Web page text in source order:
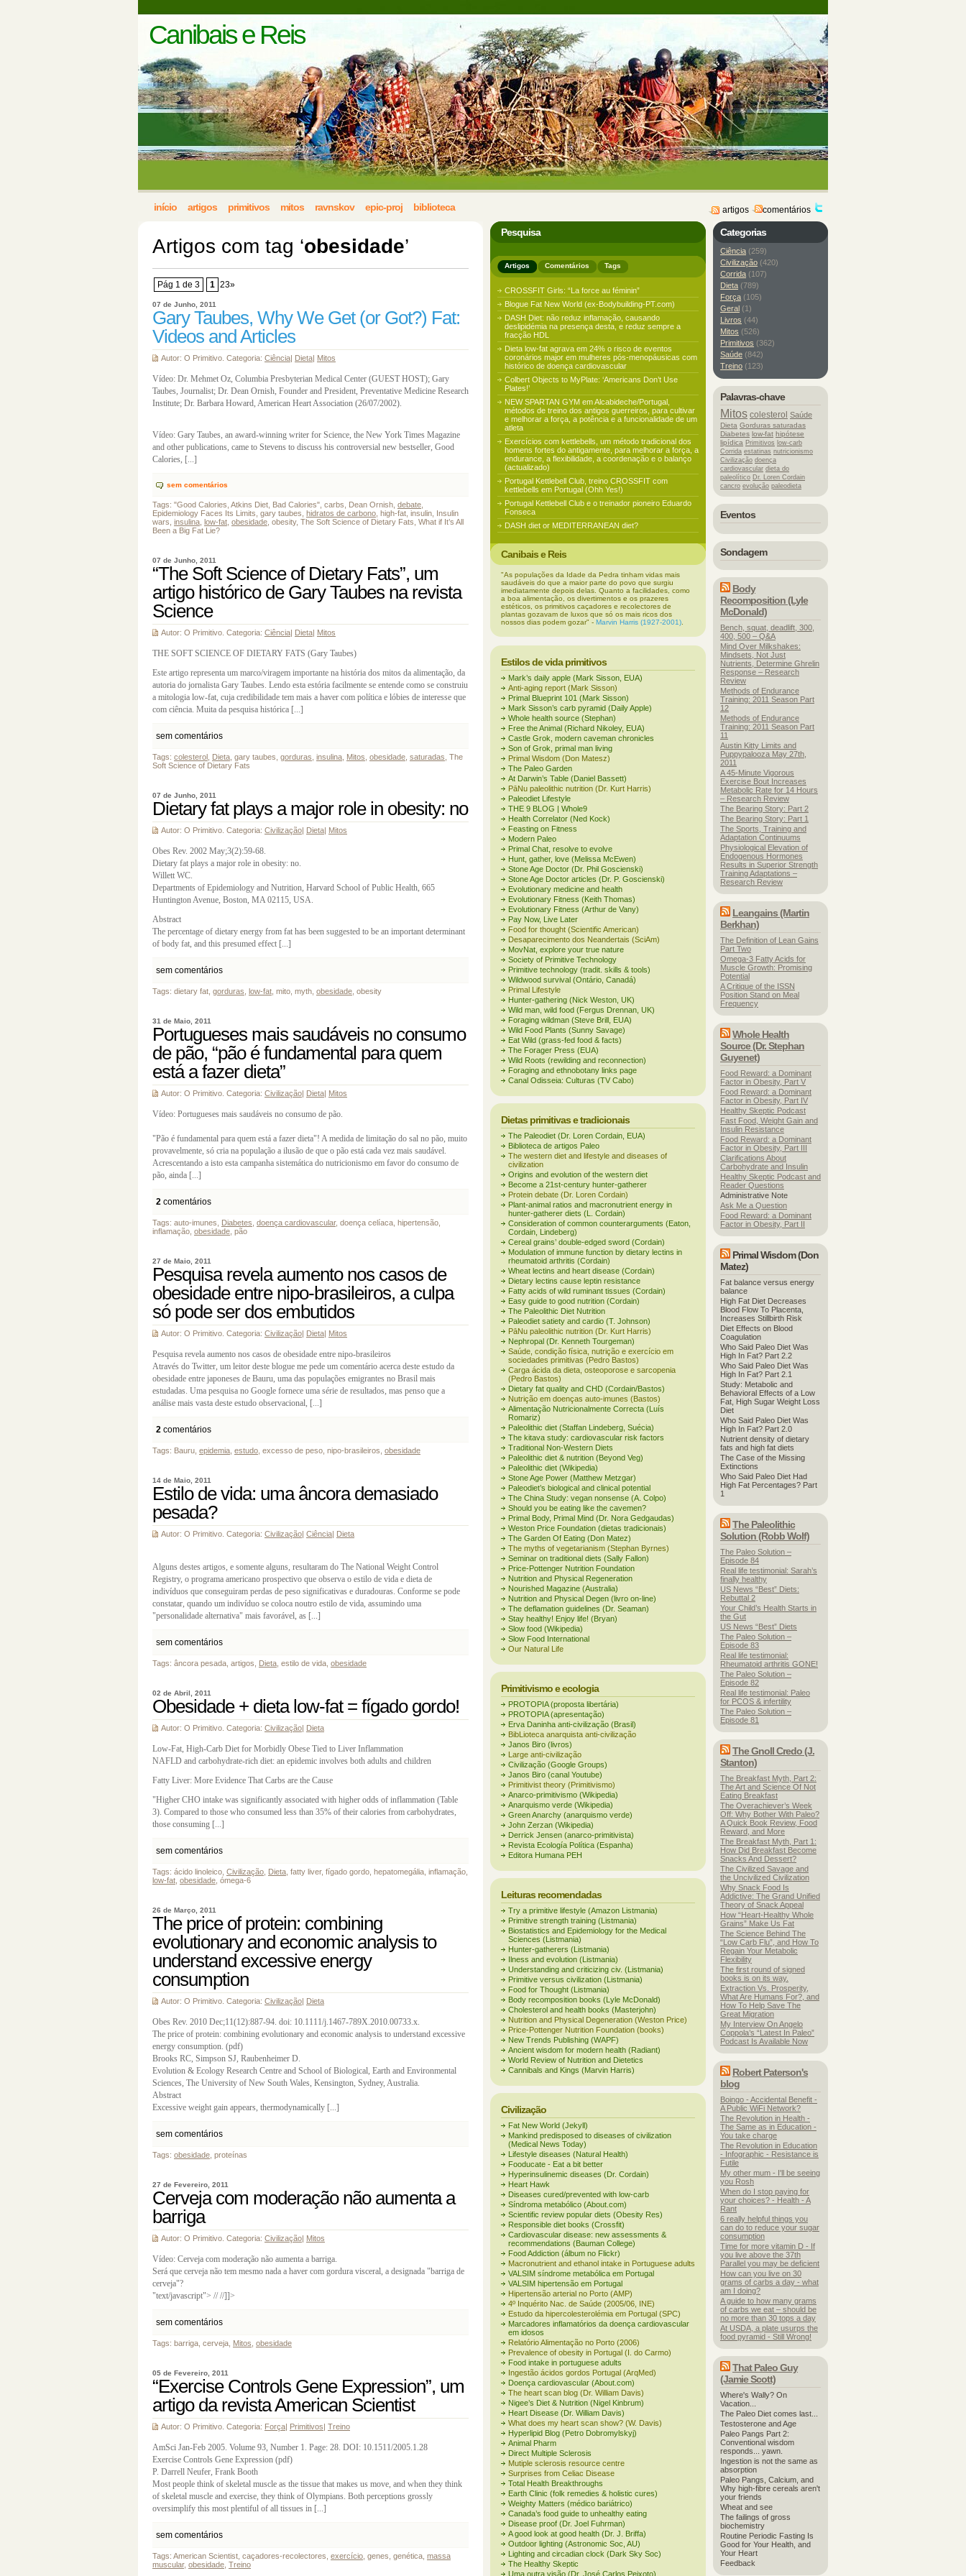
Canibais e Reis
artigos comentários
início artigos primitivos mitos ravnskov epic-proj biblioteca
Artigos com tag ‘obesidade’
Pág 1 de 3 1 23»
07 de Junho, 2011
Gary Taubes, Why We Get (or Got?) Fat:
Videos and Articles
Autor: O Primitivo. Categoria: Ciência| Dieta| Mitos
Vídeo: Dr. Mehmet Oz, Columbia Presbyterian Medical Center (GUEST HOST); Gary
Taubes, Journalist; Dr. Dean Ornish, Founder and President, Preventative Medicine Research
Institute; Dr. Barbara Howard, American Heart Association (26/07/2002).
Vídeo: Gary Taubes, an award-winning writer for Science, the New York Times Magazine
and other publications, came to Stevens to discuss his controversial new bestseller, Good
Calories, [...]
sem comentários
Tags: "Good Calories, Atkins Diet, Bad Calories", carbs, Dean Ornish, debate
Epidemiology Faces Its Limits, gary taubes, hidratos de carbono , high-fat, insulin, Insulin
wars, insulina low-fat obesidade , obesity, The Soft Science of Dietary Fats, What if It’s All
Been a Big Fat Lie?
07 de Junho, 2011
“The Soft Science of Dietary Fats”, um
artigo histórico de Gary Taubes na revista
Science
Autor: O Primitivo. Categoria: Ciência| Dieta| Mitos
THE SOFT SCIENCE OF DIETARY FATS (Gary Taubes)
Este artigo representa um marco/viragem importante na história dos mitos da alimentação, da
autoria do jornalista Gary Taubes. Lendo esta estória facilmente se entende como se construiu
a mitologia low-fat, cuja credibilidade tem mais a haver com política e lóbies de interesse que
com ciência. Muita da pesquisa histórica [...]
sem comentários
Tags: colesterol Dieta , gary taubes, gorduras insulina Mitos obesidade saturadas , The
Soft Science of Dietary Fats
07 de Junho, 2011
Dietary fat plays a major role in obesity: no
Autor: O Primitivo. Categoria: Civilização| Dieta| Mitos
Obes Rev. 2002 May;3(2):59-68.
Dietary fat plays a major role in obesity: no.
Willett WC.
Departments of Epidemiology and Nutrition, Harvard School of Public Health, 665
Huntington Avenue, Boston, MA 02115, USA.
Abstract
The percentage of dietary energy from fat has been suggested to be an important determinant
of body fat, and this presumed effect [...]
sem comentários
Tags: dietary fat, gorduras low-fat , mito, myth, obesidade , obesity
31 de Maio, 2011
Portugueses mais saudáveis no consumo
de pão, “pão é fundamental para quem
está a fazer dieta”
Autor: O Primitivo. Categoria: Civilização| Dieta| Mitos
Vídeo: Portugueses mais saudáveis no consumo de pão.
"Pão é fundamental para quem está a fazer dieta"! A medida de limitação do sal no pão, muito
provavelmente, só cria na população a ilusão de que o pão está cada vez mais saudável.
Acrescentando a isto esta campanha sistemática do nutricionismo em favor do consumo de
pão, ainda [...]
2 comentários
Tags: auto-imunes, Diabetes doença cardiovascular, doença celíaca, hipertensão,
inflamação, obesidade , pão
27 de Maio, 2011
Pesquisa revela aumento nos casos de
obesidade entre nipo-brasileiros, a culpa
só pode ser dos embutidos
Autor: O Primitivo. Categoria: Civilização| Dieta| Mitos
Pesquisa revela aumento nos casos de obesidade entre nipo-brasileiros
Através do Twitter, um leitor deste blogue me pede um comentário acerca deste estudo da
obesidade entre japoneses de Bauru, uma das populações emigrantes no Brasil mais
estudadas. Uma pesquisa no Google fornece uma série de resultados, mas penso que a
análise mais vasta deste estudo observacional, [...]
2 comentários
Tags: Bauru, epidemia estudo , excesso de peso, nipo-brasileiros, obesidade
14 de Maio, 2011
Estilo de vida: uma âncora demasiado
pesada?
Autor: O Primitivo. Categoria: Civilização| Ciência| Dieta
Alguns destes artigos, e somente alguns, resultaram do The National Weight Control
Registry, o programa americano prospectivo que observa o estilo de vida e dieta de
indivíduos que conseguiram perdas de peso significativas e duradouras. Conforme se pode
constatar, quando um indivíduo se coloca noutro estilo de vida, assumindo uma
"personalidade alternativa" mais favorável, as [...]
sem comentários
Tags: âncora pesada, artigos, Dieta , estilo de vida, obesidade
02 de Abril, 2011
Obesidade + dieta low-fat = fígado gordo!
Autor: O Primitivo. Categoria: Civilização| Dieta
Low-Fat, High-Carb Diet for Morbidly Obese Tied to Liver Inflammation
NAFLD and carbohydrate-rich diet: an epidemic involves both adults and children
Fatty Liver: More Evidence That Carbs are the Cause
"Higher CHO intake was significantly associated with higher odds of inflammation (Table
3). Compared to those who consumed less than 35% of their calories from carbohydrates,
those consuming [...]
sem comentários
Tags: ácido linoleico, Civilização Dieta , fatty liver, fígado gordo, hepatomegália, inflamação,
low-fat obesidade , ómega-6
26 de Março, 2011
The price of protein: combining
evolutionary and economic analysis to
understand excessive energy
consumption
Autor: O Primitivo. Categoria: Civilização| Dieta
Obes Rev. 2010 Dec;11(12):887-94. doi: 10.1111/j.1467-789X.2010.00733.x.
The price of protein: combining evolutionary and economic analysis to understand excessive
energy consumption. (pdf)
Brooks RC, Simpson SJ, Raubenheimer D.
Evolution & Ecology Research Centre and School of Biological, Earth and Environmental
Sciences, The University of New South Wales, Kensington, Sydney, Australia.
Abstract
Excessive weight gain appears, thermodynamically [...]
sem comentários
Tags: obesidade , proteínas
27 de Fevereiro, 2011
Cerveja com moderação não aumenta a
barriga
Autor: O Primitivo. Categoria: Civilização| Mitos
Vídeo: Cerveja com moderação não aumenta a barriga.
Será que cerveja não tem mesmo nada a haver com gordura visceral, a designada "barriga de
cerveja"?
"text/javascript"> ////]]>
sem comentários
Tags: barriga, cerveja, Mitos obesidade
05 de Fevereiro, 2011
“Exercise Controls Gene Expression”, um
artigo da revista American Scientist
Autor: O Primitivo. Categoria: Força| Primitivos| Treino
AmSci Jan-Feb 2005. Volume 93, Number 1. Page: 28. DOI: 10.1511/2005.1.28
Exercise Controls Gene Expression (pdf)
P. Darrell Neufer, Frank Booth
Most people think of skeletal muscle as the tissue that makes us move, and when they think
of skeletal muscle and exercise, they think of Olympians. Both perceptions grossly
oversimplify this most plentiful of all tissues in [...]
sem comentários
Tags: American Scientist, caçadores-recolectores, exercício , genes, genética, massa
muscular, obesidade Treino
Categorias
Ciência (259)
Civilização (420)
Corrida (107)
Dieta (789)
Força (105)
Geral (1)
Livros (44)
Mitos (526)
Primitivos (362)
Saúde (842)
Treino (123)
Palavras-chave
Mitos colesterol Saúde
Dieta Gorduras saturadas
Diabetes low-fat hipótese
lipídica Primitivos low-carb
Corrida estatinas nutricionismo
Civilização doença
cardiovascular dieta do
paleolítico Dr. Loren Cordain
cancro evolução paleodieta
Eventos
Sondagem
Body
Recomposition (Lyle
McDonald)
Bench, squat, deadlift, 300,
400, 500 – Q&A
Mind Over Milkshakes:
Mindsets, Not Just
Nutrients, Determine Ghrelin
Response – Research
Review
Methods of Endurance
Training: 2011 Season Part
12
Methods of Endurance
Training: 2011 Season Part
11
Austin Kitty Limits and
Puppypalooza May 27th,
2011
A 45-Minute Vigorous
Exercise Bout Increases
Metabolic Rate for 14 Hours
– Research Review
The Bearing Story: Part 2
The Bearing Story: Part 1
The Sports, Training and
Adaptation Continuums
Physiological Elevation of
Endogenous Hormones
Results in Superior Strength
Training Adaptations –
Research Review
Leangains (Martin
Berkhan)
The Definition of Lean Gains
Part Two
Omega-3 Fatty Acids for
Muscle Growth: Promising
Potential
A Critique of the ISSN
Position Stand on Meal
Frequency
Whole Health
Source (Dr. Stephan
Guyenet)
Food Reward: a Dominant
Factor in Obesity, Part V
Food Reward: a Dominant
Factor in Obesity, Part IV
Healthy Skeptic Podcast
Fast Food, Weight Gain and
Insulin Resistance
Food Reward: a Dominant
Factor in Obesity, Part III
Clarifications About
Carbohydrate and Insulin
Healthy Skeptic Podcast and
Reader Questions
Administrative Note
Ask Me a Question
Food Reward: a Dominant
Factor in Obesity, Part II
Primal Wisdom (Don
Matez)
Fat balance versus energy
balance
High Fat Diet Decreases
Blood Flow To Placenta,
Increases Stillbirth Risk
Diet Effects on Blood
Coagulation
Who Said Paleo Diet Was
High In Fat? Part 2.2
Who Said Paleo Diet Was
High In Fat? Part 2.1
Study: Metabolic and
Behavioral Effects of a Low
Fat, High Sugar Weight Loss
Diet
Who Said Paleo Diet Was
High In Fat? Part 2.0
Nutrient density of dietary
fats and high fat diets
The Case of the Missing
Extinctions
Who Said Paleo Diet Had
High Fat Percentages? Part
1
The Paleolithic
Solution (Robb Wolf)
The Paleo Solution –
Episode 84
Real life testimonial: Sarah’s
finally healthy
US News “Best” Diets:
Rebuttal 2
Your Child’s Health Starts in
the Gut
US News “Best” Diets
The Paleo Solution –
Episode 83
Real life testimonial:
Rheumatoid arthritis GONE!
The Paleo Solution –
Episode 82
Real life testimonial: Paleo
for PCOS & infertility
The Paleo Solution –
Episode 81
The Gnoll Credo (J.
Stanton)
The Breakfast Myth, Part 2:
The Art and Science Of Not
Eating Breakfast
The Overachiever’s Week
Off: Why Bother With Paleo?
A Quick Book Review, Food
Reward, and More
The Breakfast Myth, Part 1:
How Did Breakfast Become
Snacks And Dessert?
The Civilized Savage and
the Uncivilized Civilization
Why Snack Food Is
Addictive: The Grand Unified
Theory of Snack Appeal
How “Heart-Healthy Whole
Grains” Make Us Fat
The Science Behind The
“Low Carb Flu”, and How To
Regain Your Metabolic
Flexibility
The first round of signed
books is on its way.
Extraction Vs. Prosperity,
What Are Humans For?, and
How To Help Save The
Great Migration
My Interview On Angelo
Coppola’s “Latest In Paleo”
Podcast Is Available Now
Robert Paterson's
blog
Boingo - Accidental Benefit -
A Public WiFi Network?
The Revolution in Health -
The Same as in Education -
You take charge
The Revolution in Education
- Infographic - Resistance is
Futile
My other mum - I'll be seeing
you Rosh
When do I stop paying for
your choices? - Health - A
Rant
6 really helpful things you
can do to reduce your sugar
consumption
Time for more vitamin D - If
you live above the 37th
Parallel you may be deficient
How can you live on 30
grams of carbs a day - what
am I doing?
A guide to how many grams
of carbs we eat – should be
no more than 30 tops a day
At USDA, a plate usurps the
food pyramid - Still Wrong!
That Paleo Guy
(Jamie Scott)
Where's Wally? On
Vacation...
The Paleo Diet comes last...
Testosterone and Age
Paleo Pangs Part 2:
Conventional wisdom
responds... yawn.
Ingestion is not the same as
absorption
Paleo Pangs, Calcium, and
Why high-fibre cereals aren't
your friends
Wheat and see
The failings of gross
biochemistry
Routine Periodic Fasting Is
Good for Your Health, and
Your Heart
Feedback
Pesquisa
Artigos Comentários Tags
CROSSFIT Girls: “La force au féminin”
Blogue Fat New World (ex-Bodybuilding-PT.com)
DASH Diet: não reduz inflamação, causando
deslipidémia na presença desta, e reduz sempre a
fracção HDL
Dieta low-fat agrava em 24% o risco de eventos
coronários major em mulheres pós-menopáusicas com
histórico de doença cardiovascular
Colbert Objects to MyPlate: ‘Americans Don’t Use
Plates!’
NEW SPARTAN GYM em Alcabideche/Portugal,
métodos de treino dos antigos guerreiros, para cultivar
e melhorar a força, a potência e a funcionalidade de um
atleta
Exercícios com kettlebells, um método tradicional dos
homens fortes do antigamente, para melhorar a força, a
endurance, a flexibilidade, a coordenação e o balanço
(actualizado)
Portugal Kettlebell Club, treino CROSSFIT com
kettlebells em Portugal (Ohh Yes!)
Portugal Kettlebell Club e o treinador pioneiro Eduardo
Fonseca
DASH diet or MEDITERRANEAN diet?
Canibais e Reis
"As populações da Idade da Pedra tinham vidas mais
saudáveis do que a maior parte do povo que surgiu
imediatamente depois delas. Quanto a facilidades, como
a boa alimentação, os divertimentos e os prazeres
estéticos, os primitivos caçadores e recolectores de
plantas gozavam de luxos que só os mais ricos dos
nossos dias podem gozar" - Marvin Harris (1927-2001)
Estilos de vida primitivos
Mark’s daily apple (Mark Sisson, EUA)
Anti-aging report (Mark Sisson)
Primal Blueprint 101 (Mark Sisson)
Mark Sisson’s carb pyramid (Daily Apple)
Whole health source (Stephan)
Free the Animal (Richard Nikoley, EUA)
Castle Grok, modern caveman chronicles
Son of Grok, primal man living
Primal Wisdom (Don Matesz)
The Paleo Garden
At Darwin’s Table (Daniel Bassett)
PāNu paleolithic nutrition (Dr. Kurt Harris)
Paleodiet Lifestyle
THE 9 BLOG | Whole9
Health Correlator (Ned Kock)
Feasting on Fitness
Modern Paleo
Primal Chat, resolve to evolve
Hunt, gather, love (Melissa McEwen)
Stone Age Doctor (Dr. Phil Goscienski)
Stone Age Doctor articles (Dr. P. Goscienski)
Evolutionary medicine and health
Evolutionary Fitness (Keith Thomas)
Evolutionary Fitness (Arthur de Vany)
Pay Now, Live Later
Food for thought (Scientific American)
Desaparecimento dos Neandertais (SciAm)
MovNat, explore your true nature
Society of Primitive Technology
Primitive technology (tradit. skills & tools)
Wildwood survival (Ontário, Canadá)
Primal Lifestyle
Hunter-gathering (Nick Weston, UK)
Wild man, wild food (Fergus Drennan, UK)
Foraging wildman (Steve Brill, EUA)
Wild Food Plants (Sunny Savage)
Eat Wild (grass-fed food & facts)
The Forager Press (EUA)
Wild Roots (rewilding and reconnection)
Foraging and ethnobotany links page
Canal Odisseia: Culturas (TV Cabo)
Dietas primitivas e tradicionais
The Paleodiet (Dr. Loren Cordain, EUA)
Biblioteca de artigos Paleo
The western diet and lifestyle and diseases of
civilization
Origins and evolution of the western diet
Become a 21st-century hunter-gatherer
Protein debate (Dr. Loren Cordain)
Plant-animal ratios and macronutrient energy in
hunter-gatherer diets (L. Cordain)
Consideration of common counterarguments (Eaton,
Cordain, Lindeberg)
Cereal grains’ double-edged sword (Cordain)
Modulation of immune function by dietary lectins in
rheumatoid arthritis (Cordain)
Wheat lectins and heart disease (Cordain)
Dietary lectins cause leptin resistance
Fatty acids of wild ruminant tissues (Cordain)
Easy guide to good nutrition (Cordain)
The Paleolithic Diet Nutrition
Paleodiet satiety and cardio (T. Johnson)
PāNu paleolithic nutrition (Dr. Kurt Harris)
Nephropal (Dr. Kenneth Tourgeman)
Saúde, condição física, nutrição e exercício em
sociedades primitivas (Pedro Bastos)
Carga ácida da dieta, osteoporose e sarcopenia
(Pedro Bastos)
Dietary fat quality and CHD (Cordain/Bastos)
Nutrição em doenças auto-imunes (Bastos)
Alimentação Nutricionalmente Correcta (Luís
Romariz)
Paleolithic diet (Staffan Lindeberg, Suécia)
The kitava study: cardiovascular risk factors
Traditional Non-Western Diets
Paleolithic diet & nutrition (Beyond Veg)
Paleolithic diet (Wikipedia)
Stone Age Power (Matthew Metzgar)
Paleodiet’s biological and clinical potential
The China Study: vegan nonsense (A. Colpo)
Should you be eating like the cavemen?
Primal Body, Primal Mind (Dr. Nora Gedgaudas)
Weston Price Foundation (dietas tradicionais)
The Garden Of Eating (Don Matez)
The myths of vegetarianism (Stephan Byrnes)
Seminar on traditional diets (Sally Fallon)
Price-Pottenger Nutrition Foundation
Nutrition and Physical Regeneration
Nourished Magazine (Australia)
Nutrition and Physical Degen (livro on-line)
The deflamation guidelines (Dr. Seaman)
Stay healthy! Enjoy life! (Bryan)
Slow food (Wikipedia)
Slow Food International
Our Natural Life
Primitivismo e ecologia
PROTOPIA (proposta libertária)
PROTOPIA (apresentação)
Erva Daninha anti-civilização (Brasil)
BibLioteca anarquista anti-civilização
Janos Biro (livros)
Large anti-civilização
Civilização (Google Groups)
Janos Biro (canal Youtube)
Primitivist theory (Primitivismo)
Anarco-primitivismo (Wikipedia)
Anarquismo verde (Wikipedia)
Green Anarchy (anarquismo verde)
John Zerzan (Wikipedia)
Derrick Jensen (anarco-primitivista)
Revista Ecología Política (Espanha)
Editora Humana PEH
Leituras recomendadas
Try a primitive lifestyle (Amazon Listmania)
Primitive strength training (Listmania)
Biostatistics and Epidemiology for the Medical
Sciences (Listmania)
Hunter-gatherers (Listmania)
Ilness and evolution (Listmania)
Understanding and criticizing civ. (Listmania)
Primitive versus civilization (Listmania)
Food for Thought (Listmania)
Body recomposition books (Lyle McDonald)
Cholesterol and health books (Masterjohn)
Nutrition and Physical Degeneration (Weston Price)
Price-Pottenger Nutrition Foundation (books)
New Trends Publishing (WAPF)
Ancient wisdom for modern health (Radiant)
World Review of Nutrition and Dietetics
Cannibals and Kings (Marvin Harris)
Civilização
Fat New World (Jekyll)
Mankind predisposed to diseases of civilization
(Medical News Today)
Lifestyle diseases (Natural Health)
Fooducate - Eat a bit better
Hyperinsulinemic diseases (Dr. Cordain)
Heart Hawk
Diseases cured/prevented with low-carb
Síndroma metabólico (About.com)
Scientific review popular diets (Obesity Res)
Responsible diet books (Crossfit)
Cardiovascular disease: new assessments &
recommendations (Bauman College)
Food Addiction (álbum no Flickr)
Macronutrient and ethanol intake in Portuguese adults
VALSIM síndrome metabólica em Portugal
VALSIM hipertensão em Portugal
Hipertensão arterial no Porto (AMP)
4º Inquérito Nac. de Saúde (2005/06, INE)
Estudo da hipercolesterolémia em Portugal (SPC)
Marcadores inflamatórios da doença cardiovascular
em idosos
Relatório Alimentação no Porto (2006)
Prevalence of obesity in Portugal (I. do Carmo)
Food intake in portuguese adults
Ingestão ácidos gordos Portugal (ArqMed)
Doença cardiovascular (About.com)
The heart scan blog (Dr. William Davis)
Nigee’s Diet & Nutrition (Nigel Kinbrum)
Heart Disease (Dr. William Davis)
What does my heart scan show? (W. Davis)
Hyperlipid Blog (Petro Dobromylskyj)
Animal Pharm
Direct Multiple Sclerosis
Mutiple sclerosis resource centre
Surprises from Celiac Disease
Total Health Breakthroughs
Earth Clinic (folk remedies & holistic cures)
Weighty Matters (médico bariátrico)
Canada’s food guide to unhealthy eating
Disease proof (Dr. Joel Fuhrman)
A good look at good health (Dr. J. Briffa)
Outdoor lighting (Astronomic Soc, AU)
Lighting and circadian clock (Dark Sky Soc)
The Healthy Skeptic
Uma outra visão (Dr. José Carlos Peixoto)